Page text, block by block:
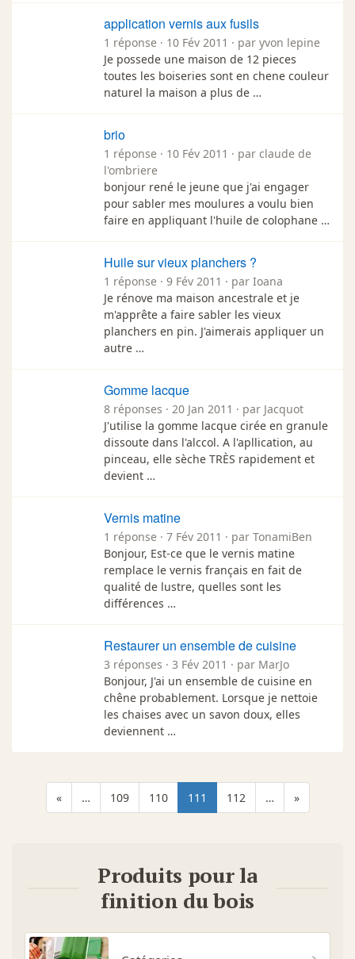
application vernis aux fusils
1 réponse · 10 Fév 2011 · par yvon lepine
Je possede une maison de 12 pieces
toutes les boiseries sont en chene couleur
naturel la maison a plus de …
brio
1 réponse · 10 Fév 2011 · par claude de
l'ombriere
bonjour rené le jeune que j'ai engager
pour sabler mes moulures a voulu bien
faire en appliquant l'huile de colophane …
Huile sur vieux planchers ?
1 réponse · 9 Fév 2011 · par Ioana
Je rénove ma maison ancestrale et je
m'apprête a faire sabler les vieux
planchers en pin. J'aimerais appliquer un
autre …
Gomme lacque
8 réponses · 20 Jan 2011 · par Jacquot
J'utilise la gomme lacque cirée en granule
dissoute dans l'alccol. A l'apllication, au
pinceau, elle sèche TRÈS rapidement et
devient …
Vernis matine
1 réponse · 7 Fév 2011 · par TonamiBen
Bonjour, Est-ce que le vernis matine
remplace le vernis français en fait de
qualité de lustre, quelles sont les
différences …
Restaurer un ensemble de cuisine
3 réponses · 3 Fév 2011 · par MarJo
Bonjour, J'ai un ensemble de cuisine en
chêne probablement. Lorsque je nettoie
les chaises avec un savon doux, elles
deviennent …
« … 109 110 111 112 … »
Produits pour la
finition du bois